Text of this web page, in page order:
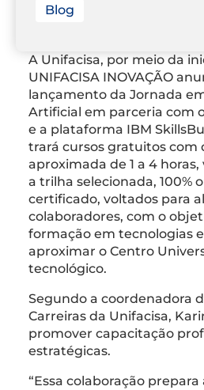
Blog
A Unifacisa, por meio da
UNIFACISA INOVAÇÃO
lançamento da Jornada
Artificial em parceria com
e a plataforma IBM
trará cursos gratuitos com
aproximada de 1 a 4
a trilha selecionada, 100%
certificado, voltados para
colaboradores, com o
formação em tecnologias
aproximar o Centro
tecnológico.
Segundo a coordenadora
Carreiras da Unifacisa,
promover capacitação
estratégicas.
“Essa colaboração prepara